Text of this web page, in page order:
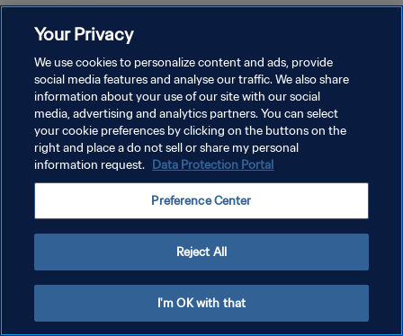
アシサト・オショアラがベンフィカ戦で決めたゴールをチェック
して、FIFAマルタ賞2024に投票しよう。
プライバシーポリシー
サービス利用規約
クッキー設定の管理
Copyright © 1994 - 2026 FIFA. All rights reserved.
Your Privacy
We use cookies to personalize content and ads, provide
social media features and analyse our traffic. We also share
information about your use of our site with our social
media, advertising and analytics partners. You can select
your cookie preferences by clicking on the buttons on the
right and place a do not sell or share my personal
information request. Data Protection Portal
Preference Center
Reject All
I'm OK with that